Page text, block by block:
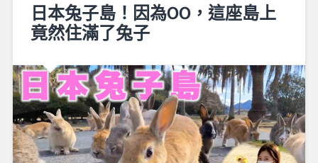
日本兔子島！因為OO，這座島上
竟然住滿了兔子